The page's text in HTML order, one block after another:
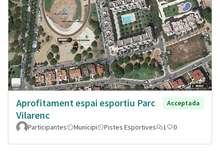
Aprofitament espai esportiu Parc
Vilarenc
Acceptada
Participantes Municipi Pistes Esportives 1 0